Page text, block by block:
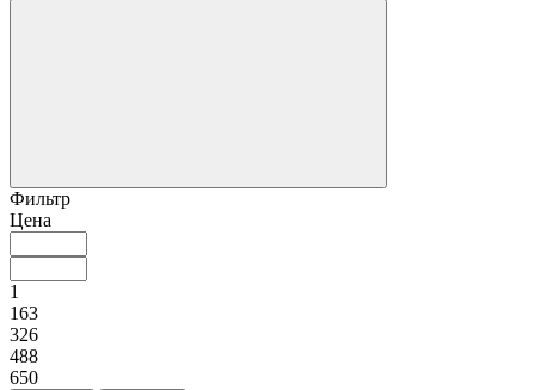
Фильтр
Цена
1
163
326
488
650